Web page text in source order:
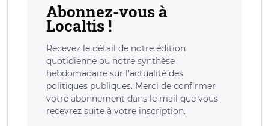
Abonnez-vous à
Localtis !
Recevez le détail de notre édition
quotidienne ou notre synthèse
hebdomadaire sur l’actualité des
politiques publiques. Merci de confirmer
votre abonnement dans le mail que vous
recevrez suite à votre inscription.